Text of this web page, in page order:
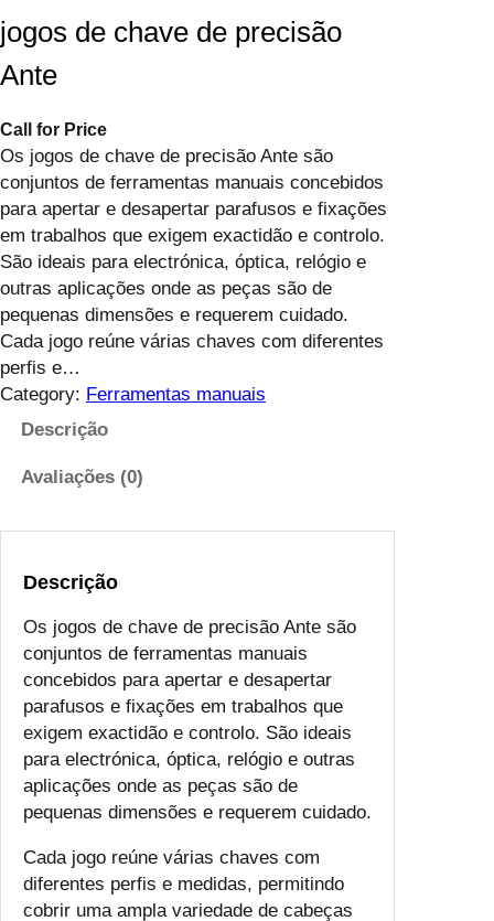
jogos de chave de precisão
Ante
Call for Price
Os jogos de chave de precisão Ante são
conjuntos de ferramentas manuais concebidos
para apertar e desapertar parafusos e fixações
em trabalhos que exigem exactidão e controlo.
São ideais para electrónica, óptica, relógio e
outras aplicações onde as peças são de
pequenas dimensões e requerem cuidado.
Cada jogo reúne várias chaves com diferentes
perfis e…
Category: Ferramentas manuais
Descrição
Avaliações (0)
Descrição
Os jogos de chave de precisão Ante são
conjuntos de ferramentas manuais
concebidos para apertar e desapertar
parafusos e fixações em trabalhos que
exigem exactidão e controlo. São ideais
para electrónica, óptica, relógio e outras
aplicações onde as peças são de
pequenas dimensões e requerem cuidado.
Cada jogo reúne várias chaves com
diferentes perfis e medidas, permitindo
cobrir uma ampla variedade de cabeças